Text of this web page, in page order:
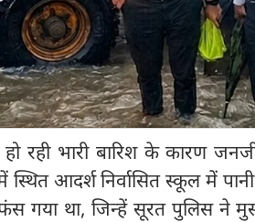
रही भारी बारिश के कारण
स्थित आदर्श निर्वासित स्कूल में
गया था, जिन्हें सूरत पुलिस ने